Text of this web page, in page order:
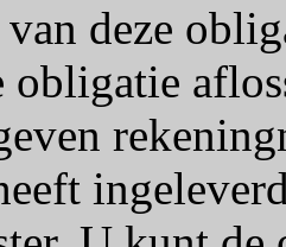
deze